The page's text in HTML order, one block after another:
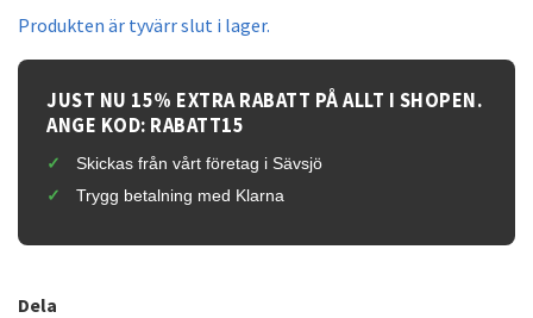
Produkten är tyvärr slut i lager.
JUST NU 15% EXTRA RABATT PÅ ALLT I SHOPEN.
ANGE KOD: RABATT15
Skickas från vårt företag i Sävsjö
Trygg betalning med Klarna
Dela